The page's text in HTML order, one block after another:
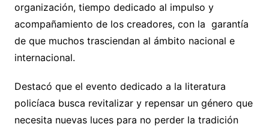
organización, tiempo dedicado al impulso y
acompañamiento de los creadores, con la garantía
de que muchos trasciendan al ámbito nacional e
internacional.
Destacó que el evento dedicado a la literatura
policíaca busca revitalizar y repensar un género que
necesita nuevas luces para no perder la tradición